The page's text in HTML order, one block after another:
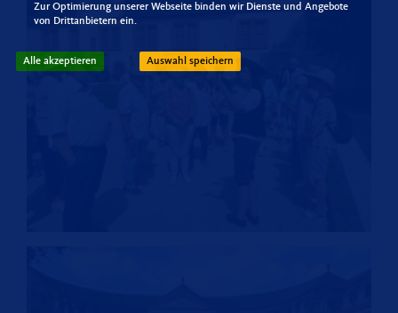
Zur Optimierung unserer Webseite binden wir Dienste und Angebote
von Drittanbietern ein.
Alle akzeptieren Auswahl speichern